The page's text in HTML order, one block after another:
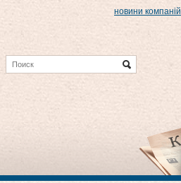
новини компаній